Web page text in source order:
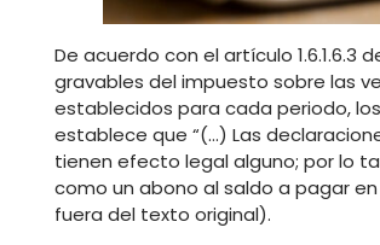
De acuerdo con el artículo 1.6.1.6.3
gravables del impuesto sobre las
establecidos para cada periodo,
establece que “(…) Las
tienen efecto legal alguno; por lo
como un abono al saldo a pagar
fuera del texto original).